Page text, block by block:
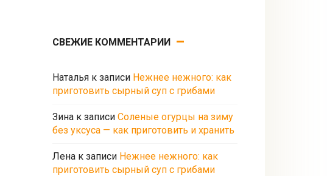
СВЕЖИЕ КОММЕНТАРИИ
Натальяк записи Нежнее нежного: как
приготовить сырный суп с грибами
Зинак записи Соленые огурцы на зиму
без уксуса — как приготовить и хранить
Ленак записи Нежнее нежного: как
приготовить сырный суп с грибами